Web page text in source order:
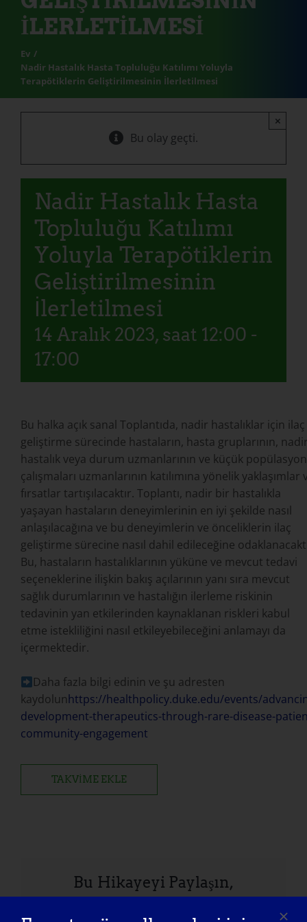
İLERLETILMESI
Ev
Nadir Hastalık Hasta Topluluğu Katılımı Yoluyla
Terapötiklerin Geliştirilmesinin İlerletilmesi
Bu olay geçti.
×
Nadir Hastalık Hasta
Topluluğu Katılımı
Yoluyla Terapötiklerin
Geliştirilmesinin
İlerletilmesi
14 Aralık 2023, saat 12:00 -
17:00
Bu halka açık sanal Toplantıda, nadir hastalıklar için ilaç
geliştirme sürecinde hastaların, hasta gruplarının,
hastalık veya durum uzmanlarının ve küçük popülasyon
çalışmaları uzmanlarının katılımına yönelik yaklaşımlar
fırsatlar tartışılacaktır. Toplantı, nadir bir hastalıkla
yaşayan hastaların deneyimlerinin en iyi şekilde nasıl
anlaşılacağına ve bu deneyimlerin ve önceliklerin ilaç
geliştirme sürecine nasıl dahil edileceğine
Bu, hastaların hastalıklarının yüküne ve mevcut tedavi
seçeneklerine ilişkin bakış açılarının yanı sıra mevcut
sağlık durumlarının ve hastalığın ilerleme riskinin
tedavinin yan etkilerinden kaynaklanan riskleri kabul
etme istekliliğini nasıl etkileyebileceğini anlamayı da
içermektedir.
Daha fazla bilgi edinin ve şu adresten
kaydolunhttps://healthpolicy.duke.edu/events/
development-therapeutics-through-rare-disease-
community-engagement
TAKVIME EKLE
Bu Hikayeyi Paylaşın,